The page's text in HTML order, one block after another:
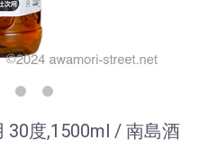
30度,1500ml / 南島酒